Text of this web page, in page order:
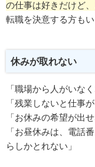
の仕事は好きだけど
転職を決意する方も
休みが取れない
「職場から人がいな
「残業しないと仕事
「お休みの希望が出
「お昼休みは、電話
らしかとれない」